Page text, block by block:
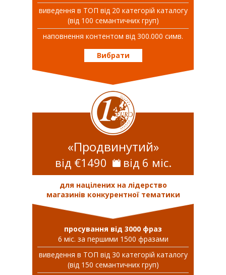
виведення в ТОП від 20 категорій каталогу
(від 100 семантичних груп)
наповнення контентом від 300.000 симв.
Вибрати
«Продвинутий»
від €1490 від 6 міс.
для націлених на лідерство
магазинів конкурентної тематики
просування від 3000 фраз
6 міс. за першими 1500 фразами
виведення в ТОП від 30 категорій каталогу
(від 150 семантичних груп)